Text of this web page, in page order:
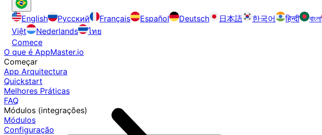
English Русский Français Español Deutsch 日本語 한국어 हिन्दी বাংলা
Việt
Nederlands
ไทย
Comece
O que é AppMaster.io
Começar
App Arquitectura
Quickstart
Melhores Práticas
FAQ
Módulos (integrações)
Módulos
Configuração